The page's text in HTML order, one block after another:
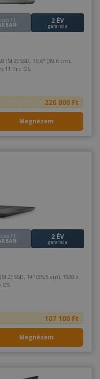
11 2 ÉV
garancia
UHD, Windows 11 Pro OS
226 800 Ft
Megnézem
11 2 ÉV
garancia
Pro OS
107 100 Ft
Megnézem